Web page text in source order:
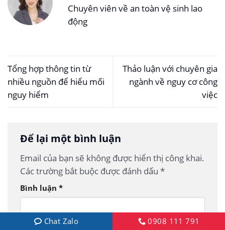
Chuyên viên về an toàn vệ sinh lao
động
Tổng hợp thông tin từ
nhiều nguồn để hiểu mối
nguy hiểm
Thảo luận với chuyên gia
ngành về nguy cơ công
việc
Để lại một bình luận
Email của bạn sẽ không được hiển thị công khai.
Các trường bắt buộc được đánh dấu *
Bình luận *
Chat Zalo 0908 111 791